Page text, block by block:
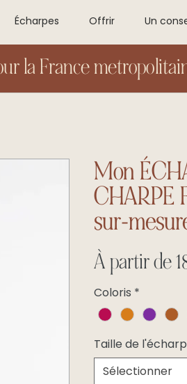
Écharpes Offrir Un
la France
Mon
CHARPE
sur-
À partir de
Coloris *
Taille de
Sélectionner